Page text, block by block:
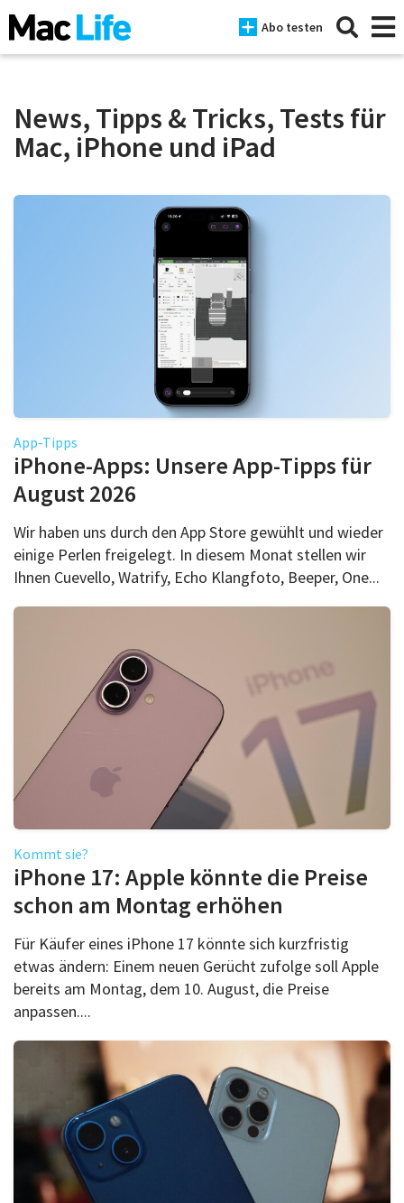
Abo testen
News
Podcast
Mac Life+
Anmelden
News, Tipps & Tricks, Tests für
Mac, iPhone und iPad
App-Tipps
iPhone-Apps: Unsere App-Tipps für
August 2026
Wir haben uns durch den App Store gewühlt und wieder
einige Perlen freigelegt. In diesem Monat stellen wir
Ihnen Cuevello, Watrify, Echo Klangfoto, Beeper, One...
Kommt sie?
iPhone 17: Apple könnte die Preise
schon am Montag erhöhen
Für Käufer eines iPhone 17 könnte sich kurzfristig
etwas ändern: Einem neuen Gerücht zufolge soll Apple
bereits am Montag, dem 10. August, die Preise
anpassen....